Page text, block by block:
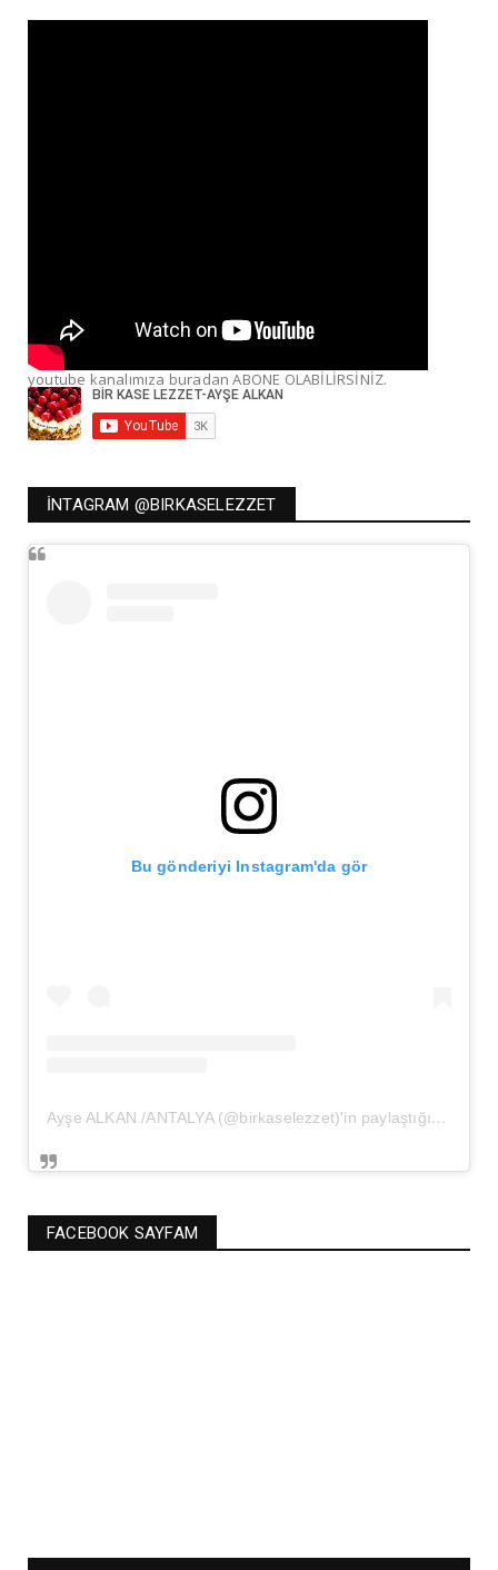
youtube kanalımıza buradan ABONE OLABİLİRSİNİZ.
İNTAGRAM @BIRKASELEZZET
Bu gönderiyi Instagram'da gör
Ayşe ALKAN /ANTALYA (@birkaselezzet)'in paylaştığı bir gönderi
FACEBOOK SAYFAM